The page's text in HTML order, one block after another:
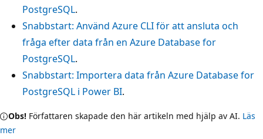
PostgreSQL.
Snabbstart: Använd Azure CLI för att ansluta och
fråga efter data från en Azure Database for
PostgreSQL.
Snabbstart: Importera data från Azure Database for
PostgreSQL i Power BI.
Obs! Författaren skapade den här artikeln med hjälp av AI. Läs
mer